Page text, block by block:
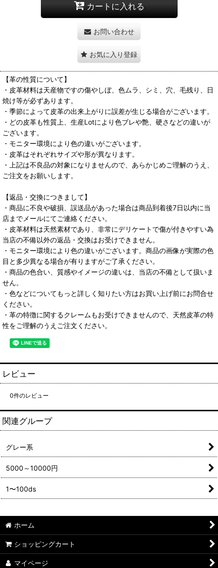
カートに入れる
お問い合わせ
お気に入り登録
【革の性質について】
・皮革材料は天産物ですの傷やしぼ、色ムラ、シミ、穴、毛残り、日
焼け等が必ずあります。
・季節によって皮革の出来上がりに誤差が生じる場合がございます。
・どの皮革も性質上、生産Lotにより色ブレや艶、硬さなどの違いが
ございます。
・モニター環境により色の違いがございます。
・皮革はそれぞれサイズや形が異なります。
・上記は不良品の対象になりませんので、あらかじめご理解のうえ、
ご注文をお願いします。
【返品・交換につきまして】
・商品に不良や破損、誤送品があった場合は商品到着後7日以内に当
店までメールにてご連絡ください。
・皮革材料は天然素材であり、非常にデリケートで傷が付きやすい為
当店の不備以外の返品・交換はお受けできません。
・モニター環境により色の違いがございます。商品の画像が実際の色
目と多少異なる場合が有りますがご了承ください。
・商品の色合い、質感やイメージの違いは、当店の不備として扱いま
せん。
・色などについてもっと詳しく知りたい方はお買い上げ前にお問合せ
ください。
・革の特徴に関するクレームもお受けできませんので、天然皮革の特
性をご理解のうえご注文ください。
レビュー
0件のレビュー
関連グループ
グレー系
5000～10000円
1〜100ds
ホーム
ショッピングカート
マイページ